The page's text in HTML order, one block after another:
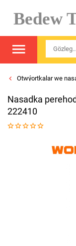
Bedew
Otwýortkalar we
Nasadka
222410